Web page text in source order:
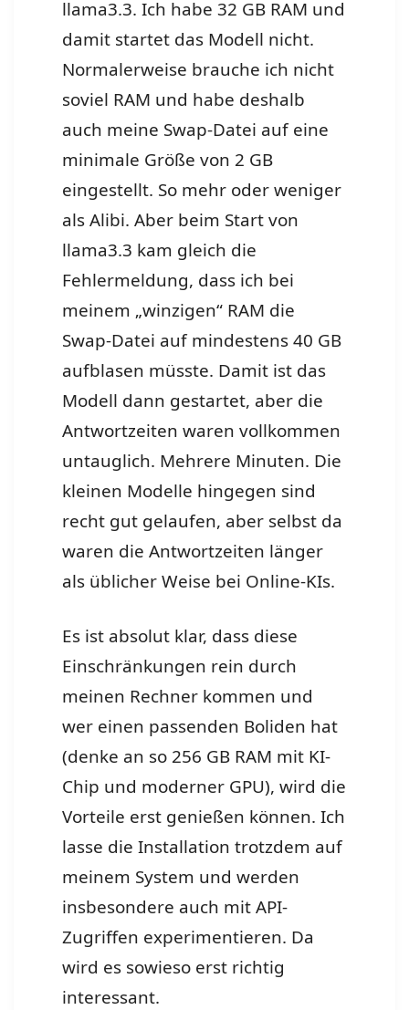
llama3.3. Ich habe 32 GB RAM und
damit startet das Modell nicht.
Normalerweise brauche ich nicht
soviel RAM und habe deshalb
auch meine Swap-Datei auf eine
minimale Größe von 2 GB
eingestellt. So mehr oder weniger
als Alibi. Aber beim Start von
llama3.3 kam gleich die
Fehlermeldung, dass ich bei
meinem „winzigen“ RAM die
Swap-Datei auf mindestens 40 GB
aufblasen müsste. Damit ist das
Modell dann gestartet, aber die
Antwortzeiten waren vollkommen
untauglich. Mehrere Minuten. Die
kleinen Modelle hingegen sind
recht gut gelaufen, aber selbst da
waren die Antwortzeiten länger
als üblicher Weise bei Online-KIs.
Es ist absolut klar, dass diese
Einschränkungen rein durch
meinen Rechner kommen und
wer einen passenden Boliden hat
(denke an so 256 GB RAM mit KI-
Chip und moderner GPU), wird die
Vorteile erst genießen können. Ich
lasse die Installation trotzdem auf
meinem System und werden
insbesondere auch mit API-
Zugriffen experimentieren. Da
wird es sowieso erst richtig
interessant.